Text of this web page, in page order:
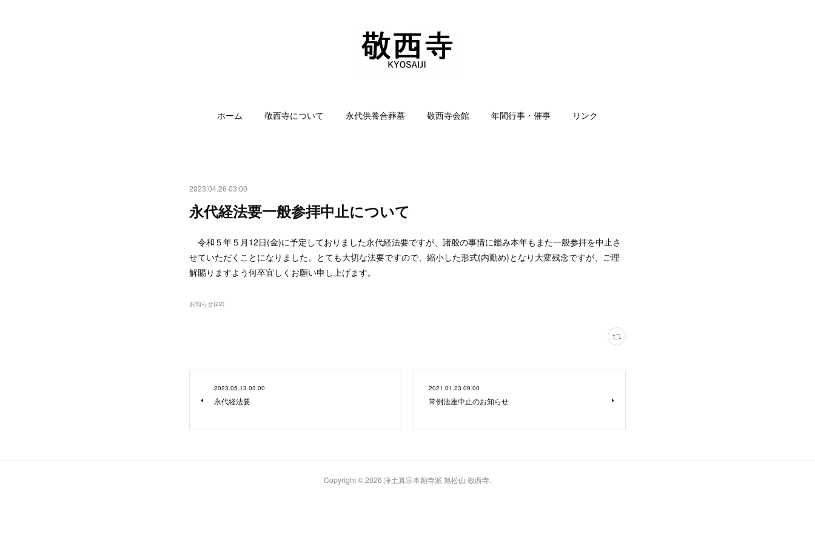
ホーム 敬西寺について 永代供養合葬墓 敬西寺会館 年間行事・催事 リンク
2023.04.26 03:00
永代経法要一般参拝中止について
令和５年５月12日(金)に予定しておりました永代経法要ですが、諸般の事情に鑑み本年もまた一般参拝を中止さ
せていただくことになりました。とても大切な法要ですので、縮小した形式(内勤め)となり大変残念ですが、ご理
解賜りますよう何卒宜しくお願い申し上げます。
お知らせ(22)
2023.05.13 03:00
永代経法要
2021.01.23 09:00
常例法座中止のお知らせ
Copyright ©2026 浄土真宗本願寺派 旭松山 敬西寺.